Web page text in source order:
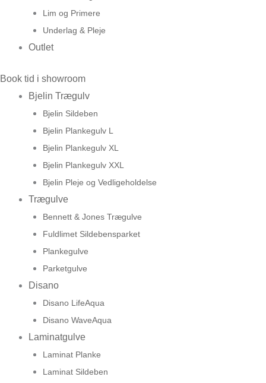
Lim og Primere
Underlag & Pleje
Outlet
Book tid i showroom
Bjelin Trægulv
Bjelin Sildeben
Bjelin Plankegulv L
Bjelin Plankegulv XL
Bjelin Plankegulv XXL
Bjelin Pleje og Vedligeholdelse
Trægulve
Bennett & Jones Trægulve
Fuldlimet Sildebensparket
Plankegulve
Parketgulve
Disano
Disano LifeAqua
Disano WaveAqua
Laminatgulve
Laminat Planke
Laminat Sildeben